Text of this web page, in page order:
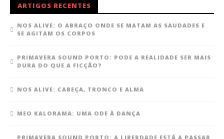
ARTIGOS RECENTES
NOS ALIVE: O ABRAÇO ONDE SE MATAM AS SAUDADES E
SE AGITAM OS CORPOS
PRIMAVERA SOUND PORTO: PODE A REALIDADE SER MAIS
DURA DO QUE A FICÇÃO?
NOS ALIVE: CABEÇA, TRONCO E ALMA
MEO KALORAMA: UMA ODE À DANÇA
PRIMAVERA SOUND PORTO: A LIBERDADE ESTÁ A PASSAR